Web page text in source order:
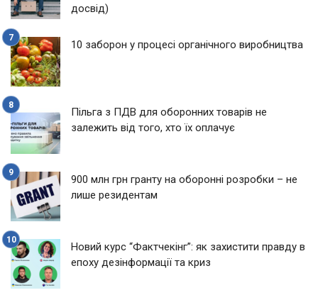
досвід)
10 заборон у процесі органічного виробництва
Пільга з ПДВ для оборонних товарів не
залежить від того, хто їх оплачує
900 млн грн гранту на оборонні розробки – не
лише резидентам
Новий курс “Фактчекінг”: як захистити правду в
епоху дезінформації та криз